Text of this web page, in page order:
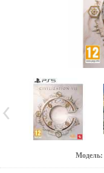
Модель: